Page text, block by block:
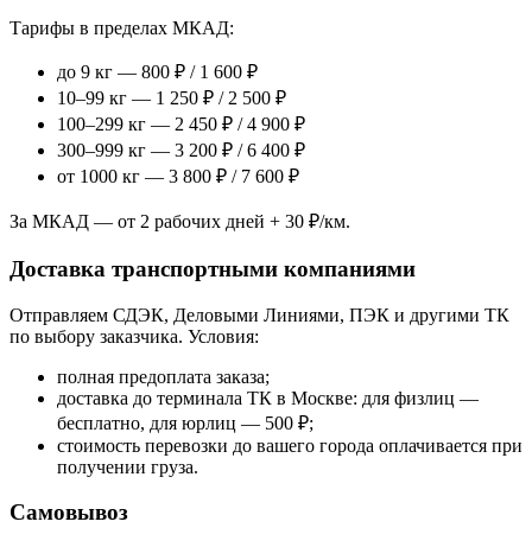
Тарифы в пределах МКАД:
до 9 кг — 800 ₽ / 1 600 ₽
10–99 кг — 1 250 ₽ / 2 500 ₽
100–299 кг — 2 450 ₽ / 4 900 ₽
300–999 кг — 3 200 ₽ / 6 400 ₽
от 1000 кг — 3 800 ₽ / 7 600 ₽
За МКАД — от 2 рабочих дней + 30 ₽/км.
Доставка транспортными компаниями
Отправляем СДЭК, Деловыми Линиями, ПЭК и другими ТК
по выбору заказчика. Условия:
полная предоплата заказа;
доставка до терминала ТК в Москве: для физлиц —
бесплатно, для юрлиц — 500 ₽;
стоимость перевозки до вашего города оплачивается при
получении груза.
Самовывоз